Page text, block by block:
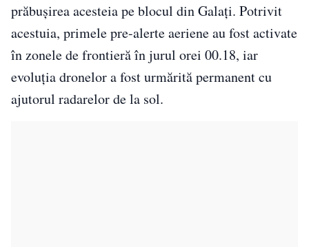
prăbuşirea acesteia pe blocul din Galaţi. Potrivit
acestuia, primele pre-alerte aeriene au fost activate
în zonele de frontieră în jurul orei 00.18, iar
evoluţia dronelor a fost urmărită permanent cu
ajutorul radarelor de la sol.